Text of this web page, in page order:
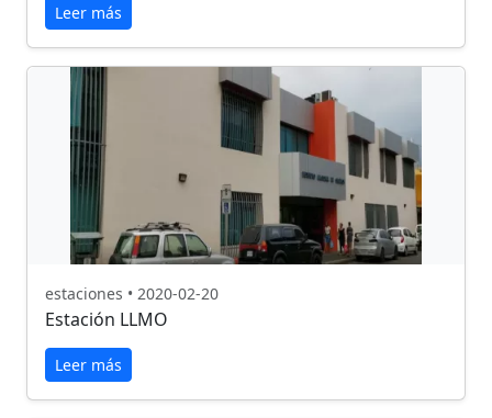
Leer más
estaciones • 2020-02-20
Estación LLMO
Leer más